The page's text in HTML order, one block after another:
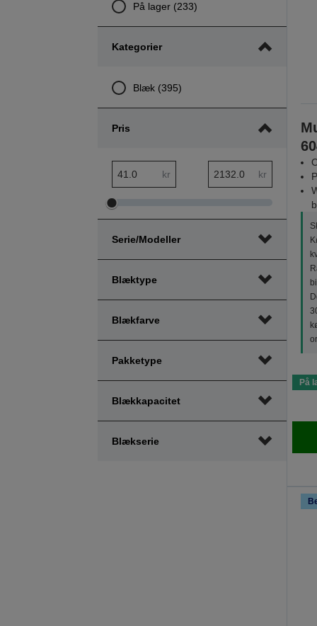
På lager (233)
Kategorier
Blæk (395)
Pris
kr pris maks. interval
kr
Juster
min.
interval
Juster
maks.
interval
Serie/modeller
Blæktype
Blækfarve
Pakketype
Blækkapacitet
Blækserie
På